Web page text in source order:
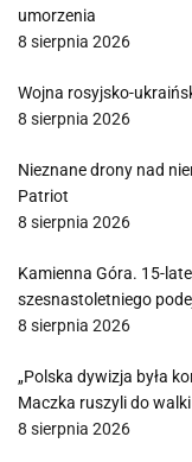
umorzenia
8 sierpnia 2026
Wojna rosyjsko-
8 sierpnia 2026
Nieznane drony nad
Patriot
8 sierpnia 2026
Kamienna Góra. 15-
szesnastoletniego
8 sierpnia 2026
„Polska dywizja była
Maczka ruszyli do
8 sierpnia 2026